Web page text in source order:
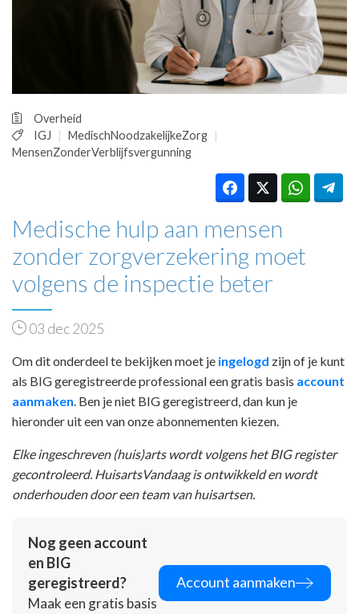
PRAKTIJKZAKEN
TARIEVEN
VPHUISARTSEN
MEDISCHE VAKHANDEL
INLOGGEN
REGISTRATIE
Overheid
IGJ
MedischNoodzakelijkeZorg
MensenZonderVerblijfsvergunning
Medische hulp aan mensen
zonder zorgverzekering moet
volgens de inspectie beter
03 dec 2025
Om dit onderdeel te bekijken moet je ingelogd zijn of je kunt
als BIG geregistreerde professional een gratis basis account
aanmaken. Ben je niet BIG geregistreerd, dan kun je
hieronder uit een van onze abonnementen kiezen.
Elke ingeschreven (huis)arts wordt volgens het BIG register
gecontroleerd. HuisartsVandaag is ontwikkeld en wordt
onderhouden door een team van huisartsen.
Nog geen account
en BIG
geregistreerd?
Maak een gratis basis
Account aanmaken